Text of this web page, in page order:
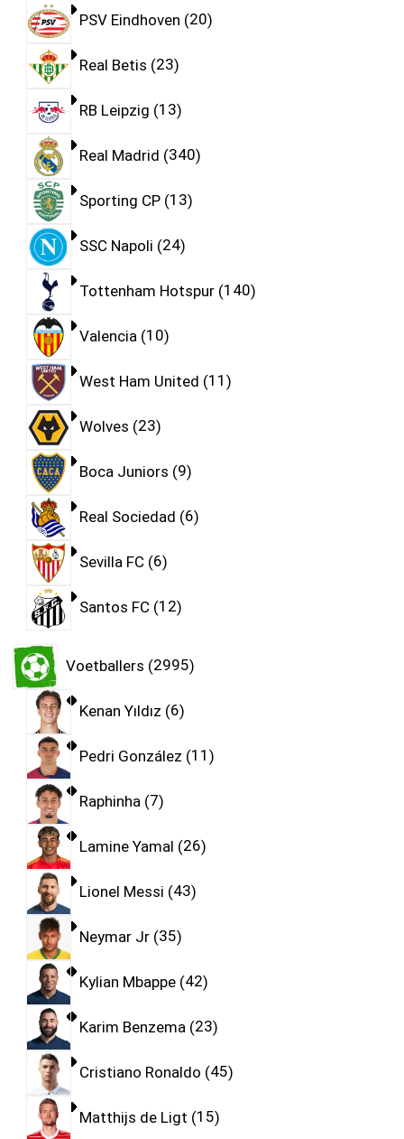
PSV Eindhoven 20
Real Betis 23
RB Leipzig 13
Real Madrid 340
Sporting CP 13
SSC Napoli 24
Tottenham Hotspur 140
Valencia 10
West Ham United 11
Wolves 23
Boca Juniors 9
Real Sociedad 6
Sevilla FC 6
Santos FC 12
Voetballers 2995
Kenan Yıldız 6
Pedri González 11
Raphinha 7
Lamine Yamal 26
Lionel Messi 43
Neymar Jr 35
Kylian Mbappe 42
Karim Benzema 23
Cristiano Ronaldo 45
Matthijs de Ligt 15